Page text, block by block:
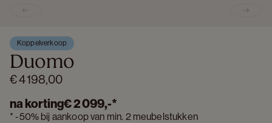
Koppelverkoop
Duomo
€ 4 198,00
na korting€ 2 099,-*
*-50% bij aankoop van min. 2 meubelstukken